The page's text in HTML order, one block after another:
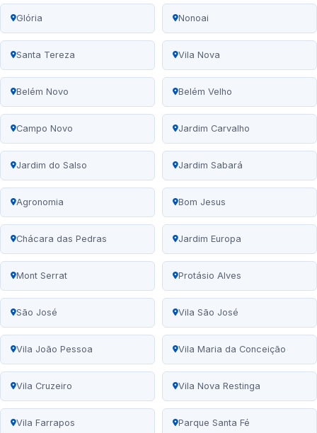
Glória Nonoai
Santa Tereza Vila Nova
Belém Novo Belém Velho
Campo Novo Jardim Carvalho
Jardim do Salso Jardim Sabará
Agronomia Bom Jesus
Chácara das Pedras Jardim Europa
Mont Serrat Protásio Alves
São José Vila São José
Vila João Pessoa Vila Maria da Conceição
Vila Cruzeiro Vila Nova Restinga
Vila Farrapos Parque Santa Fé